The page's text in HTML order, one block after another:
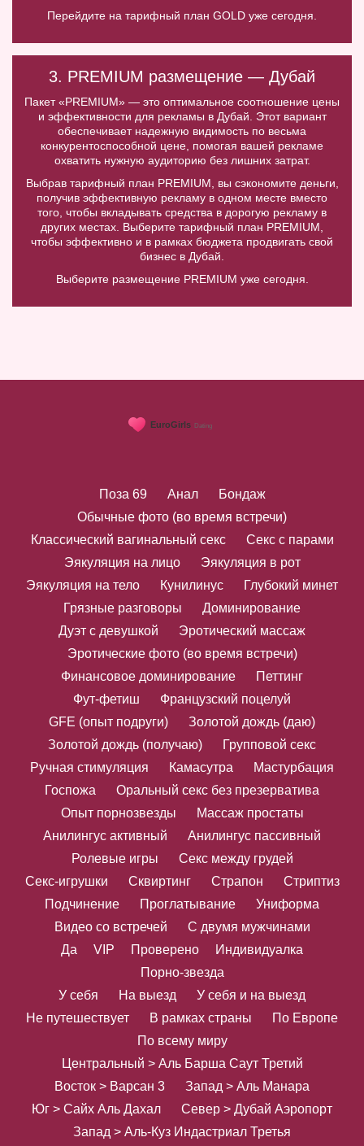
Перейдите на тарифный план GOLD уже сегодня.
3. PREMIUM размещение — Дубай
Пакет «PREMIUM» — это оптимальное соотношение цены
и эффективности для рекламы в Дубай. Этот вариант
обеспечивает надежную видимость по весьма
конкурентоспособной цене, помогая вашей рекламе
охватить нужную аудиторию без лишних затрат.
Выбрав тарифный план PREMIUM, вы сэкономите деньги,
получив эффективную рекламу в одном месте вместо
того, чтобы вкладывать средства в дорогую рекламу в
других местах. Выберите тарифный план PREMIUM,
чтобы эффективно и в рамках бюджета продвигать свой
бизнес в Дубай.
Выберите размещение PREMIUM уже сегодня.
Поза 69 Анал
Бондаж
Обычные фото (во время встречи)
Классический вагинальный секс
Секс с парами
Эякуляция на лицо
Эякуляция в рот
Эякуляция на тело
Кунилинус
Глубокий минет
Грязные разговоры
Доминирование
Дуэт с девушкой
Эротический массаж
Эротические фото (во время встречи)
Финансовое доминирование
Петтинг
Фут-фетиш
Французский поцелуй
GFE (опыт подруги)
Золотой дождь (даю)
Золотой дождь (получаю)
Групповой секс
Ручная стимуляция
Камасутра
Мастурбация
Госпожа
Оральный секс без презерватива
Опыт порнозвезды
Массаж простаты
Анилингус активный
Анилингус пассивный
Ролевые игры
Секс между грудей
Секс-игрушки
Сквиртинг Страпон
Стриптиз
Подчинение
Проглатывание
Униформа
Видео со встречей
С двумя мужчинами
Да
VIP Проверено
Индивидуалка
Порно-звезда
У себя
На выезд
У себя и на выезд
Не путешествует
В рамках страны
По Европе
По всему миру
Центральный > Аль Барша Саут Третий
Восток > Варсан 3
Запад > Аль Манара
Юг > Сайх Аль Дахал
Север > Дубай Аэропорт
Запад > Аль-Куз Индастриал Третья